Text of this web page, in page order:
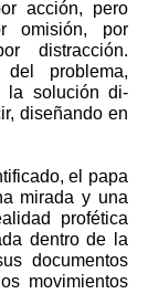
acción, pero
omisión, por
distracción.
problema,
la solución di-
diseñando en
el papa
mirada y una
profética
dentro de la
documentos
movimientos